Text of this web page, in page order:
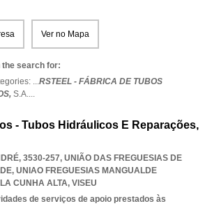
Ver no Mapa
the search for:
...RSTEEL - FÁBRICA DE TUBOS
S.A....
- Tubos Hidráulicos E Reparações,
3530-257, UNIÃO DAS FREGUESIAS DE
, UNIAO FREGUESIAS MANGUALDE
CUNHA ALTA, VISEU
de serviços de apoio prestados às